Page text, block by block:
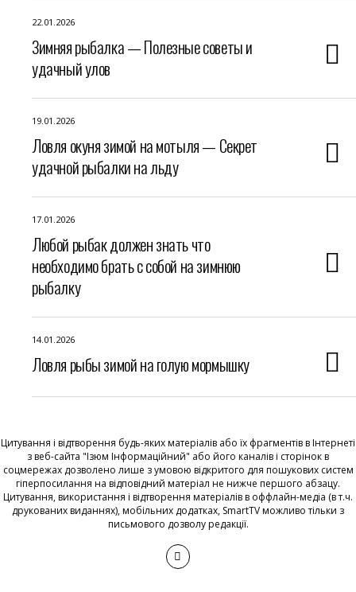
22.01.2026
Зимняя рыбалка — Полезные советы и
удачный улов
19.01.2026
Ловля окуня зимой на мотыля — Секрет
удачной рыбалки на льду
17.01.2026
Любой рыбак должен знать что
необходимо брать с собой на зимнюю
рыбалку
14.01.2026
Ловля рыбы зимой на голую мормышку
Цитування і відтворення будь-яких матеріалів або їх фрагментів в Інтернеті
з веб-сайта "Ізюм Інформаційний" або його каналів і сторінок в
соцмережах дозволено лише з умовою відкритого для пошукових систем
гіперпосилання на відповідний матеріал не нижче першого абзацу.
Цитування, використання і відтворення матеріалів в оффлайн-медіа (в т.ч.
друкованих виданнях), мобільних додатках, SmartTV можливо тільки з
письмового дозволу редакції.